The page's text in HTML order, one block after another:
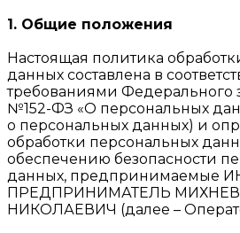
1. Общие положения
Настоящая политика
данных составлена в
требованиями Федерального
№152-ФЗ «О персональных
о персональных данных) и
обработки персональных
обеспечению безопасности
данных, предпринимаемые
ПРЕДПРИНИМАТЕЛЬ
НИКОЛАЕВИЧ (далее –